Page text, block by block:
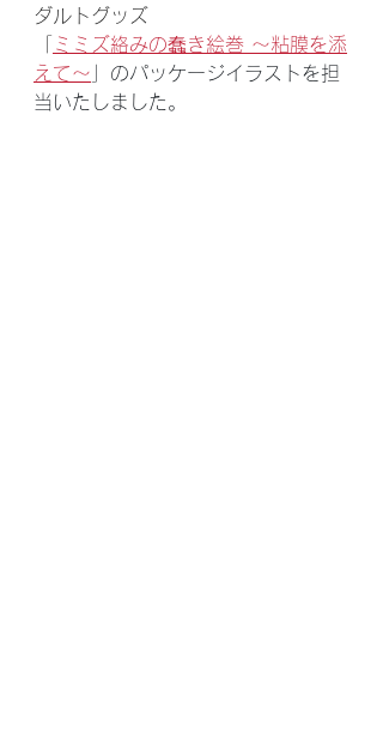
ダルトグッズ
ミミズ絡みの蠢き絵巻 ～粘膜を添
えて～ 」のパッケージイラストを担
当いたしました。